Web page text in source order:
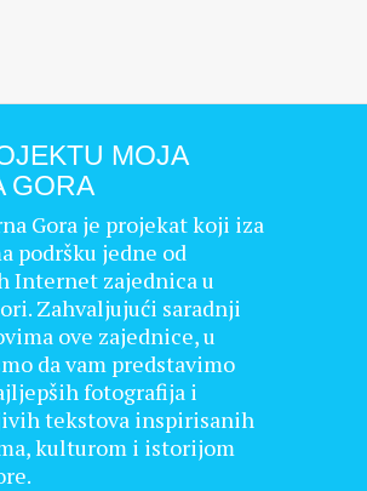
MOJA
GORA
Gora je projekat koji iza
podršku jedne od
Internet zajednica u
Zahvaljujući saradnji
ove zajednice, u
da vam predstavimo
fotografija i
tekstova inspirisanih
kulturom i istorijom